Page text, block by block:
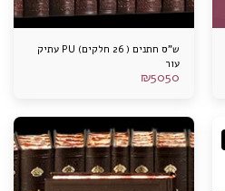
ש"ס חתנים ( 26 חלקים) PU עתיק
עור
₪5050